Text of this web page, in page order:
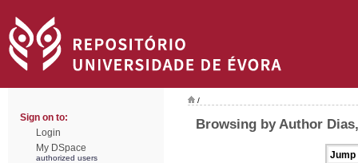
Sign on to:
Login
My DSpace
authorized users
/
Browsing by Author
Jump